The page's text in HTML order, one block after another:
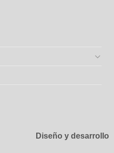
Diseño y desarrollo